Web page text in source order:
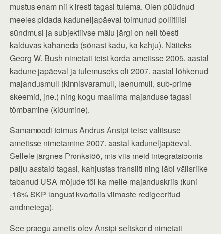
mustus enam nii kiiresti tagasi tulema. Olen püüdnud
meeles pidada kaduneljapäeval toimunud poliitilisi
sündmusi ja subjektiivse mälu järgi on neil tõesti
kalduvas kahaneda (sõnast kadu, ka kahju). Näiteks
Georg W. Bush nimetati teist korda ametisse 2005. aastal
kaduneljapäeval ja tulemuseks oli 2007. aastal lõhkenud
majandusmull (kinnisvaramull, laenumull, sub-prime
skeemid, jne.) ning kogu maailma majanduse tagasi
tõmbamine (kidumine).
Samamoodi toimus Andrus Ansipi teise valitsuse
ametisse nimetamine 2007. aastal kaduneljapäeval.
Sellele järgnes Pronksiöö, mis viis meid integratsioonis
palju aastaid tagasi, kahjustas transiiti ning läbi välisriike
tabanud USA mõjude tõi ka meile majanduskriis (kuni
-18% SKP langust kvartalis viimaste redigeeritud
andmetega).
See praegu ametis olev Ansipi seltskond nimetati